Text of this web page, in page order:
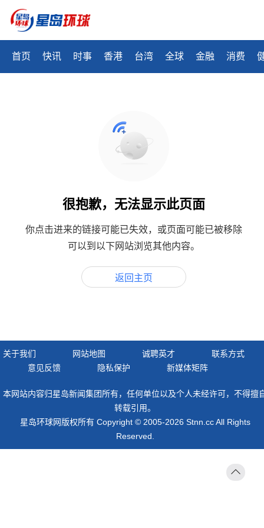
首页 快讯 时事 香港 台湾 全球 金融 消费
很抱歉，无法显示此页面
你点击进来的链接可能已失效，或页面可能已被移除
可以到以下网站浏览其他内容。
返回主页
关于我们 网站地图 诚聘英才
联系方式
意见反馈
隐私保护 新媒体矩阵
本网站内容归星岛新闻集团所有，任何单位以及个人未经许可，不得擅
转载引用。
星岛环球网版权所有 Copyright © 2005-2026 Stnn.cc All Rights
Reserved.